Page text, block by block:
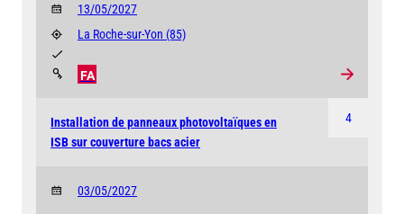
13/05/2027
La Roche-sur-Yon (85)
FA
4
Installation de panneaux photovoltaïques en
ISB sur couverture bacs acier
03/05/2027